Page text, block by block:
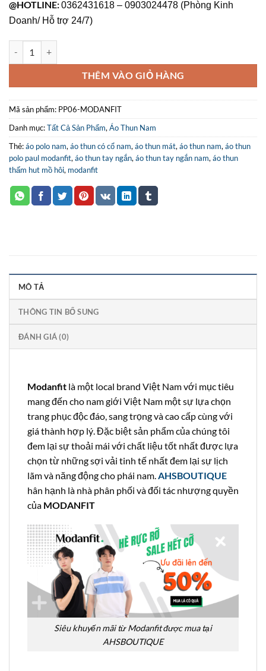
@HOTLINE:0362431618 – 0903024478 (Phòng Kinh
Doanh/ Hỗ trợ 24/7)
THÊM VÀO GIỎ HÀNG
Mã sản phẩm: PP06-MODANFIT
Danh mục:Tất Cả Sản Phẩm, Áo Thun Nam
Thẻ:áo polo nam, áo thun có cổ nam, áo thun mát, áo thun nam, áo thun
polo paul modanfit, áo thun tay ngắn, áo thun tay ngắn nam, áo thun
thấm hut mồ hôi, modanfit
MÔ TẢ
THÔNG TIN BỔ SUNG
ĐÁNH GIÁ (0)
Modanfit là một local brand Việt Nam với mục tiêu
mang đến cho nam giới Việt Nam một sự lựa chọn
trang phục độc đáo, sang trọng và cao cấp cùng với
giá thành hợp lý. Đặc biệt sản phẩm của chúng tôi
đem lại sự thoải mái với chất liệu tốt nhất được lựa
chọn từ những sợi vải tinh tế nhất đem lại sự lịch
lãm và năng động cho phái nam. AHSBOUTIQUE
hân hạnh là nhà phân phối và đối tác nhượng quyền
của MODANFIT
Siêu khuyến mãi từ Modanfit được mua tại
AHSBOUTIQUE